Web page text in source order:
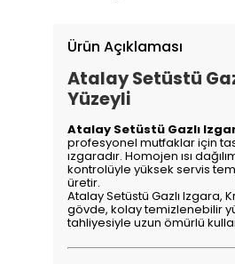
Ürün Açıklaması
Atalay Setüstü
Yüzeyli
Atalay Setüstü Gazlı
profesyonel mutfaklar için
ızgaradır. Homojen ısı
kontrolüyle yüksek servis
üretir.
Atalay Setüstü Gazlı Izgara,
gövde, kolay temizlenebilir
tahliyesiyle uzun ömürlü